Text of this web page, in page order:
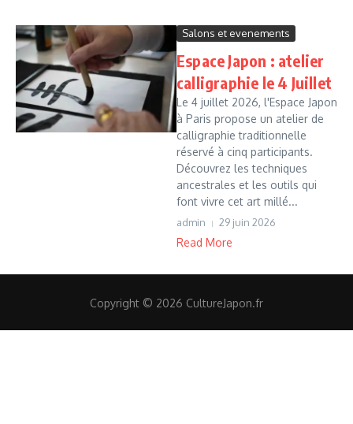
Salons et evenements
Espace Japon : atelier
calligraphie le 4 Juillet
Le 4 juillet 2026, l'Espace Japon
à Paris propose un atelier de
calligraphie traditionnelle
réservé à cinq participants.
Découvrez les techniques
ancestrales et les outils qui
font vivre cet art millé...
admin 29 juin 2026
Read More